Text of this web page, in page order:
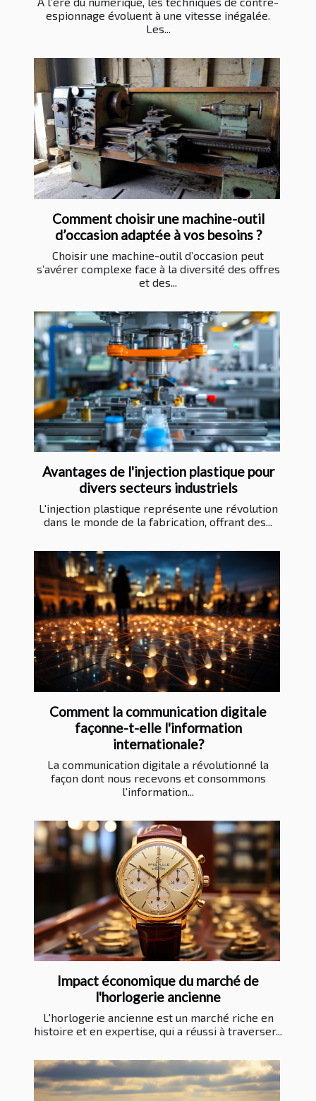
espionnage évoluent à une vitesse inégalée.
Les...
Comment choisir une machine-outil
d’occasion adaptée à vos besoins ?
Choisir une machine-outil d’occasion peut
s’avérer complexe face à la diversité des offres
et des...
Avantages de l'injection plastique pour
divers secteurs industriels
L'injection plastique représente une révolution
dans le monde de la fabrication, offrant des...
Comment la communication digitale
façonne-t-elle l'information
internationale?
La communication digitale a révolutionné la
façon dont nous recevons et consommons
l'information...
Impact économique du marché de
l'horlogerie ancienne
L'horlogerie ancienne est un marché riche en
histoire et en expertise, qui a réussi à traverser...